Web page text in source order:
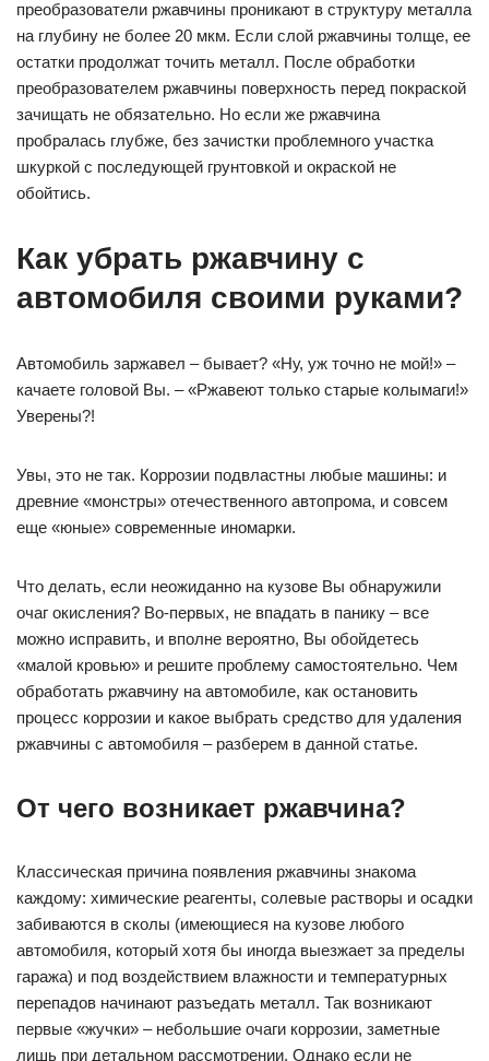
преобразователи ржавчины проникают в структуру металла
на глубину не более 20 мкм. Если слой ржавчины толще, ее
остатки продолжат точить металл. После обработки
преобразователем ржавчины поверхность перед покраской
зачищать не обязательно. Но если же ржавчина
пробралась глубже, без зачистки проблемного участка
шкуркой с последующей грунтовкой и окраской не
обойтись.
Как убрать ржавчину с
автомобиля своими руками?
Автомобиль заржавел – бывает? «Ну, уж точно не мой!» –
качаете головой Вы. – «Ржавеют только старые колымаги!»
Уверены?!
Увы, это не так. Коррозии подвластны любые машины: и
древние «монстры» отечественного автопрома, и совсем
еще «юные» современные иномарки.
Что делать, если неожиданно на кузове Вы обнаружили
очаг окисления? Во-первых, не впадать в панику – все
можно исправить, и вполне вероятно, Вы обойдетесь
«малой кровью» и решите проблему самостоятельно. Чем
обработать ржавчину на автомобиле, как остановить
процесс коррозии и какое выбрать средство для удаления
ржавчины с автомобиля – разберем в данной статье.
От чего возникает ржавчина?
Классическая причина появления ржавчины знакома
каждому: химические реагенты, солевые растворы и осадки
забиваются в сколы (имеющиеся на кузове любого
автомобиля, который хотя бы иногда выезжает за пределы
гаража) и под воздействием влажности и температурных
перепадов начинают разъедать металл. Так возникают
первые «жучки» – небольшие очаги коррозии, заметные
лишь при детальном рассмотрении. Однако если не